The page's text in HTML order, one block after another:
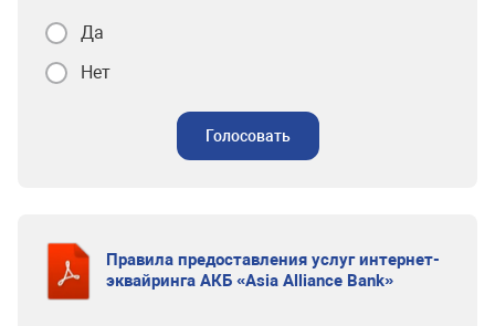
Да
Нет
Голосовать
Правила предоставления услуг интернет-
эквайринга АКБ «Asia Alliance Bank»